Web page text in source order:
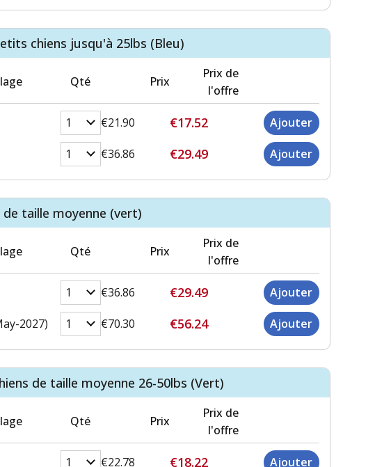
chiens jusqu'à 25lbs (Bleu)
Qté Prix
Prix de
l'offre
€21.90 €17.52
€36.86 €29.49
taille moyenne (vert)
Qté Prix
Prix de
l'offre
€36.86 €29.49
2027) €70.30 €56.24
de taille moyenne 26-50lbs (Vert)
Qté Prix
Prix de
l'offre
€22.78 €18.22